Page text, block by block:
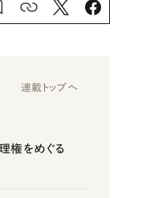
連載トップへ
権をめぐる